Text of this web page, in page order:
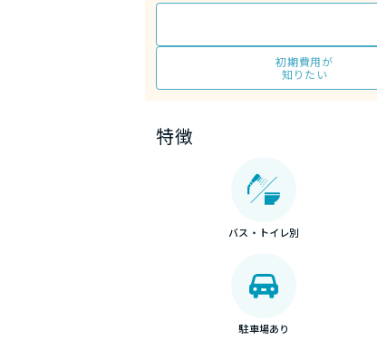
初期費用が
知りたい
特徴
バス・トイレ別
駐車場あり